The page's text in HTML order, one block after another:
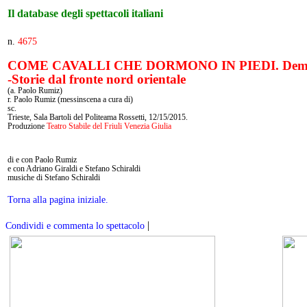
Il database degli spettacoli italiani
n. 4675
COME CAVALLI CHE DORMONO IN PIEDI.
-Storie dal fronte nord orientale
(a. Paolo Rumiz)
r. Paolo Rumiz (messinscena a cura di)
sc.
Trieste, Sala Bartoli del Politeama Rossetti, 12/15/2015.
Produzione Teatro Stabile del Friuli Venezia Giulia
di e con Paolo Rumiz
e con Adriano Giraldi e Stefano Schiraldi
musiche di Stefano Schiraldi
Torna alla pagina iniziale.
Condividi e commenta lo spettacolo |